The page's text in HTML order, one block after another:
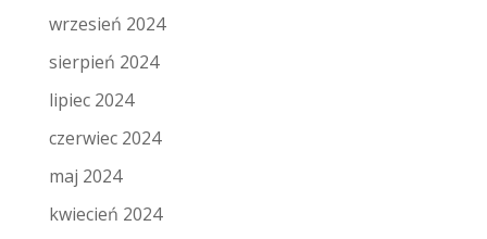
wrzesień 2024
sierpień 2024
lipiec 2024
czerwiec 2024
maj 2024
kwiecień 2024